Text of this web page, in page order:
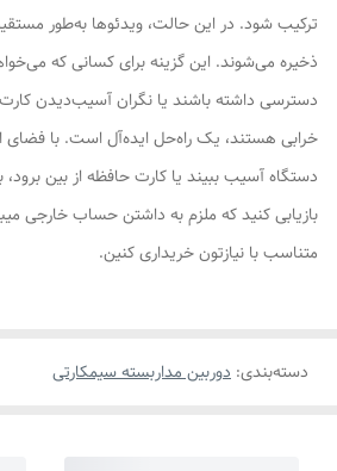
ترکیب شود. در این حالت، ویدئوها به‌طور
ذخیره می‌شوند. این گزینه برای کسانی که
دسترسی داشته باشند یا نگران آسیب‌دیدن
خرابی هستند، یک راه‌حل ایده‌آل است. با فضای
دستگاه آسیب ببیند یا کارت حافظه از بین برود،
بازیابی کنید که ملزم به داشتن حساب خارجی
متناسب با نیازتون خریداری کنین.
دسته‌بندی: دوربین مداربسته سیمکارتی